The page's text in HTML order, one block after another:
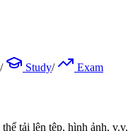
/ Study/ Exam
tải lên tệp, hình ảnh, v.v.